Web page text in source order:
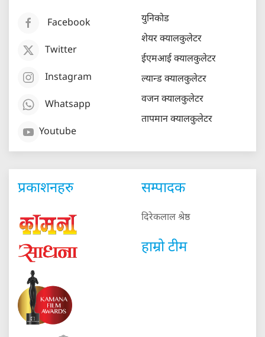
Facebook
Twitter
Instagram
Whatsapp
Youtube
युनिकोड
शेयर क्यालकुलेटर
ईएमआई क्यालकुलेटर
ल्यान्ड क्यालकुलेटर
वजन क्यालकुलेटर
तापमान क्यालकुलेटर
प्रकाशनहरु सम्पादक
दिरेकलाल श्रेष्ठ
हाम्रो टीम